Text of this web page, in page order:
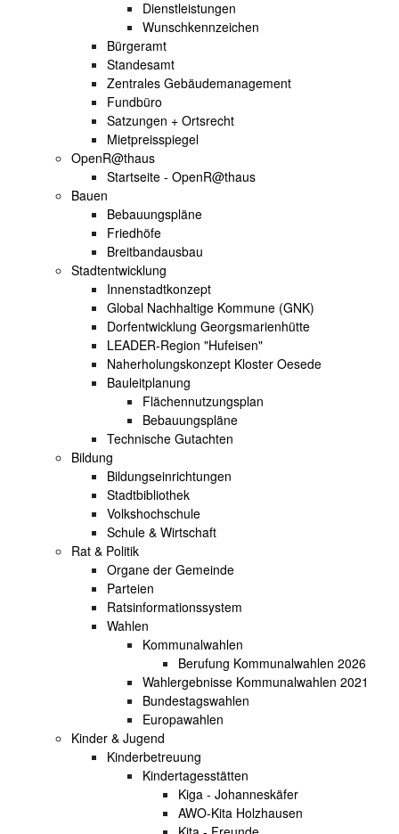
Dienstleistungen
Wunschkennzeichen
Bürgeramt
Standesamt
Zentrales Gebäudemanagement
Fundbüro
Satzungen + Ortsrecht
Mietpreisspiegel
OpenR@thaus
Startseite - OpenR@thaus
Bauen
Bebauungspläne
Friedhöfe
Breitbandausbau
Stadtentwicklung
Innenstadtkonzept
Global Nachhaltige Kommune (GNK)
Dorfentwicklung Georgsmarienhütte
LEADER-Region "Hufeisen"
Naherholungskonzept Kloster Oesede
Bauleitplanung
Flächennutzungsplan
Bebauungspläne
Technische Gutachten
Bildung
Bildungseinrichtungen
Stadtbibliothek
Volkshochschule
Schule & Wirtschaft
Rat & Politik
Organe der Gemeinde
Parteien
Ratsinformationssystem
Wahlen
Kommunalwahlen
Berufung Kommunalwahlen 2026
Wahlergebnisse Kommunalwahlen 2021
Bundestagswahlen
Europawahlen
Kinder & Jugend
Kinderbetreuung
Kindertagesstätten
Kiga - Johanneskäfer
AWO-Kita Holzhausen